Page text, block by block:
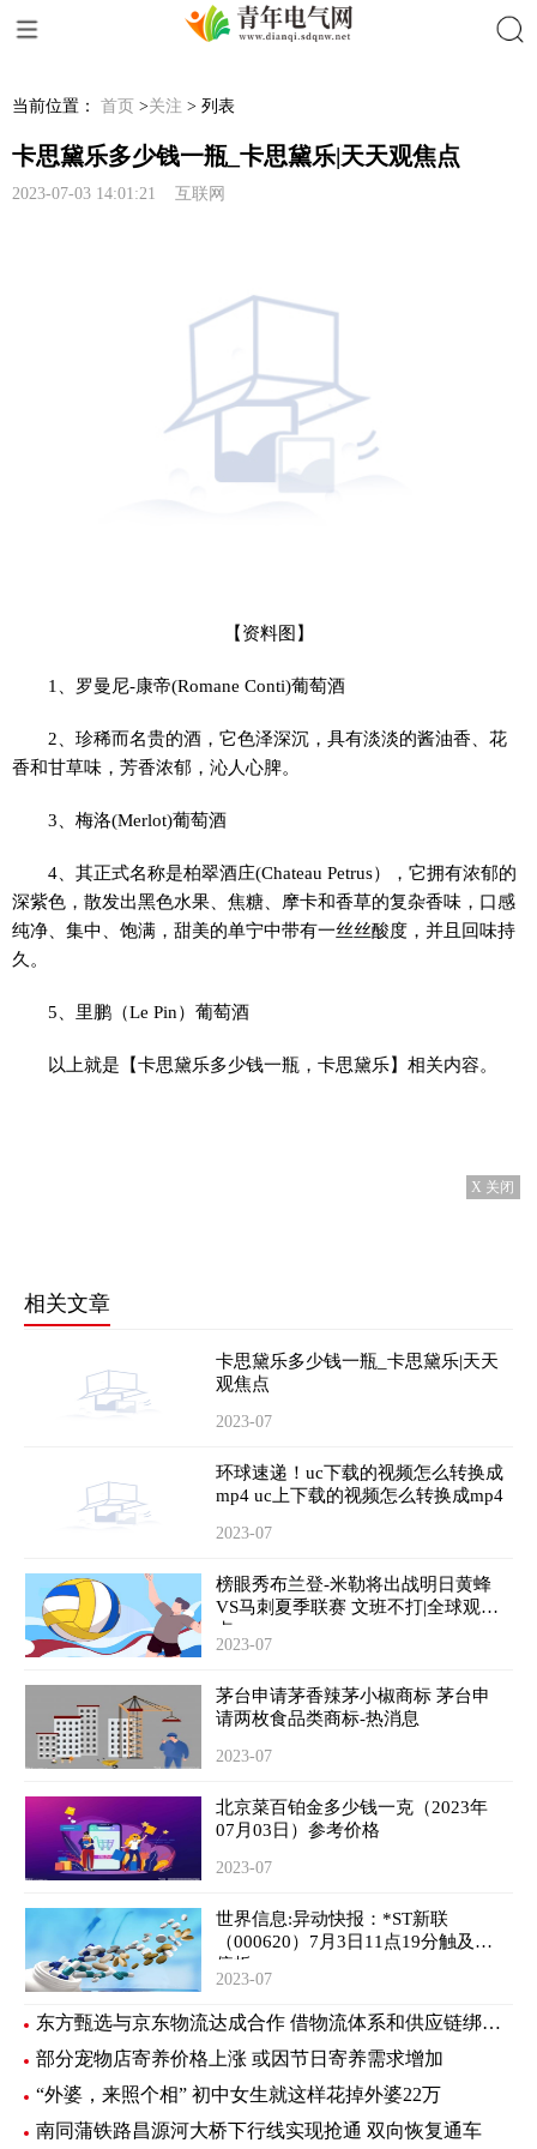
当前位置： 首页 >关注 > 列表
卡思黛乐多少钱一瓶_卡思黛乐|天天观焦点
2023-07-03 14:01:21 互联网
【资料图】
1、罗曼尼-康帝(Romane Conti)葡萄酒
2、珍稀而名贵的酒，它色泽深沉，具有淡淡的酱油香、花
香和甘草味，芳香浓郁，沁人心脾。
3、梅洛(Merlot)葡萄酒
4、其正式名称是柏翠酒庄(Chateau Petrus），它拥有浓郁的
深紫色，散发出黑色水果、焦糖、摩卡和香草的复杂香味，口感
纯净、集中、饱满，甜美的单宁中带有一丝丝酸度，并且回味持
久。
5、里鹏（Le Pin）葡萄酒
以上就是【卡思黛乐多少钱一瓶，卡思黛乐】相关内容。
X 关闭
相关文章
卡思黛乐多少钱一瓶_卡思黛乐|天天
观焦点
2023-07
环球速递！uc下载的视频怎么转换成
mp4 uc上下载的视频怎么转换成mp4
2023-07
榜眼秀布兰登-米勒将出战明日黄蜂
VS马刺夏季联赛 文班不打|全球观热
点
2023-07
茅台申请茅香辣茅小椒商标 茅台申
请两枚食品类商标-热消息
2023-07
北京菜百铂金多少钱一克（2023年
07月03日）参考价格
2023-07
世界信息:异动快报：*ST新联
（000620）7月3日11点19分触及涨
停板
2023-07
东方甄选与京东物流达成合作 借物流体系和供应链绑定新样板
部分宠物店寄养价格上涨 或因节日寄养需求增加
“外婆，来照个相” 初中女生就这样花掉外婆22万
南同蒲铁路昌源河大桥下行线实现抢通 双向恢复通车